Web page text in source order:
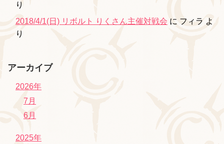
り
2018/4/1(日) リボルト りくさん主催対戦会 に フィラ よ
り
アーカイブ
2026年
7月
6月
2025年